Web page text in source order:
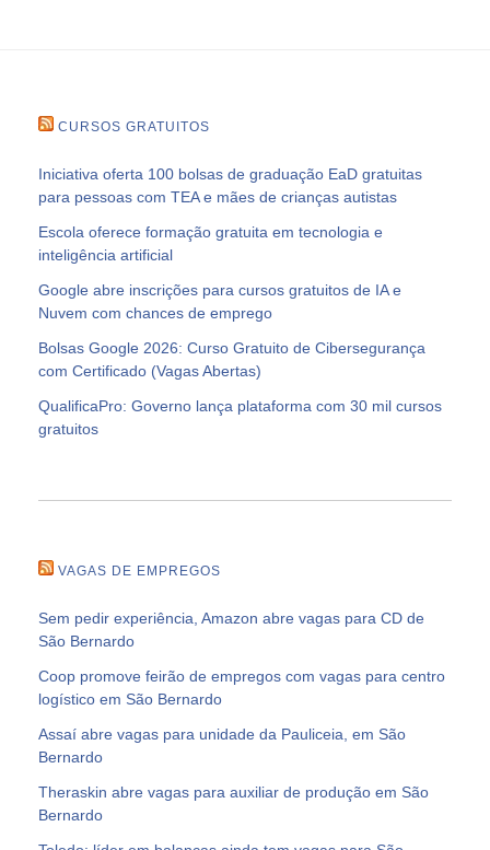
CURSOS GRATUITOS
Iniciativa oferta 100 bolsas de graduação EaD gratuitas
para pessoas com TEA e mães de crianças autistas
Escola oferece formação gratuita em tecnologia e
inteligência artificial
Google abre inscrições para cursos gratuitos de IA e
Nuvem com chances de emprego
Bolsas Google 2026: Curso Gratuito de Cibersegurança
com Certificado (Vagas Abertas)
QualificaPro: Governo lança plataforma com 30 mil cursos
gratuitos
VAGAS DE EMPREGOS
Sem pedir experiência, Amazon abre vagas para CD de
São Bernardo
Coop promove feirão de empregos com vagas para centro
logístico em São Bernardo
Assaí abre vagas para unidade da Pauliceia, em São
Bernardo
Theraskin abre vagas para auxiliar de produção em São
Bernardo